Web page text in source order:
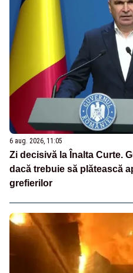
6 aug. 2026, 11:05
Zi decisivă la Înalta Curte.
dacă trebuie să plătească
grefierilor